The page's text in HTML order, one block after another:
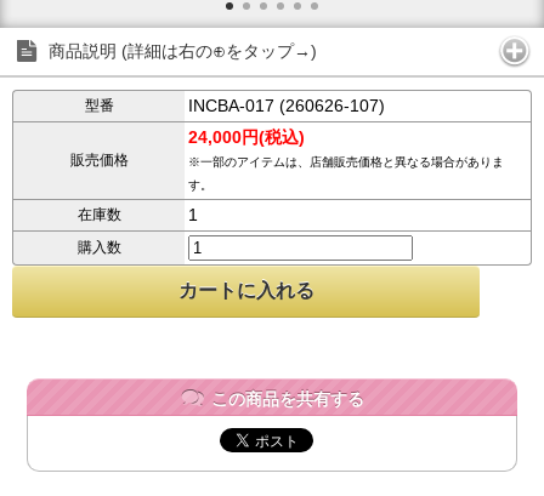
商品説明 (詳細は右の⊕をタップ→)
型番 INCBA-017 (260626-107)
販売価格
24,000円(税込)
※一部のアイテムは、店舗販売価格と異なる場合がありま
す。
在庫数 1
購入数
この商品を共有する